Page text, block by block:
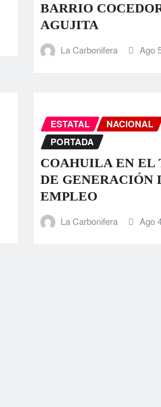
BARRIO
AGUJITA
La Carbonifera Ago
ESTATAL
NACIONAL
PORTADA
COAHUILA EN EL
DE GENERACIÓN
EMPLEO
La Carbonifera Ago